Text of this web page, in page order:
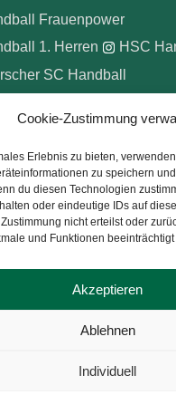
Cookie-Zustimmung
Erlebnis zu bieten,
zu speichern
du diesen Technologien
oder eindeutige IDs auf
nicht erteilst oder
und Funktionen
Akzeptieren
Ablehnen
Individuell
Frauenpower
1. Herren
HSC
SC Handball
e.V.
2026Hannoverscher
e.V.
Impressum